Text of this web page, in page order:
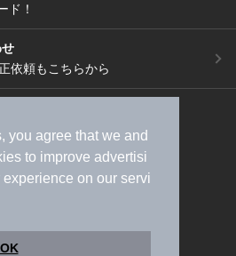
you agree that we and
to improve advertisi
on our servi
OK
ド！
依頼もこちらから
請求）
広告出稿のご案内
スタイルMEMBERS+規約
づく表記
ヘルプ
採用情報